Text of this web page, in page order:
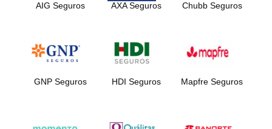
AIG Seguros AXA Seguros Chubb Seguros
GNP Seguros HDI Seguros Mapfre Seguros